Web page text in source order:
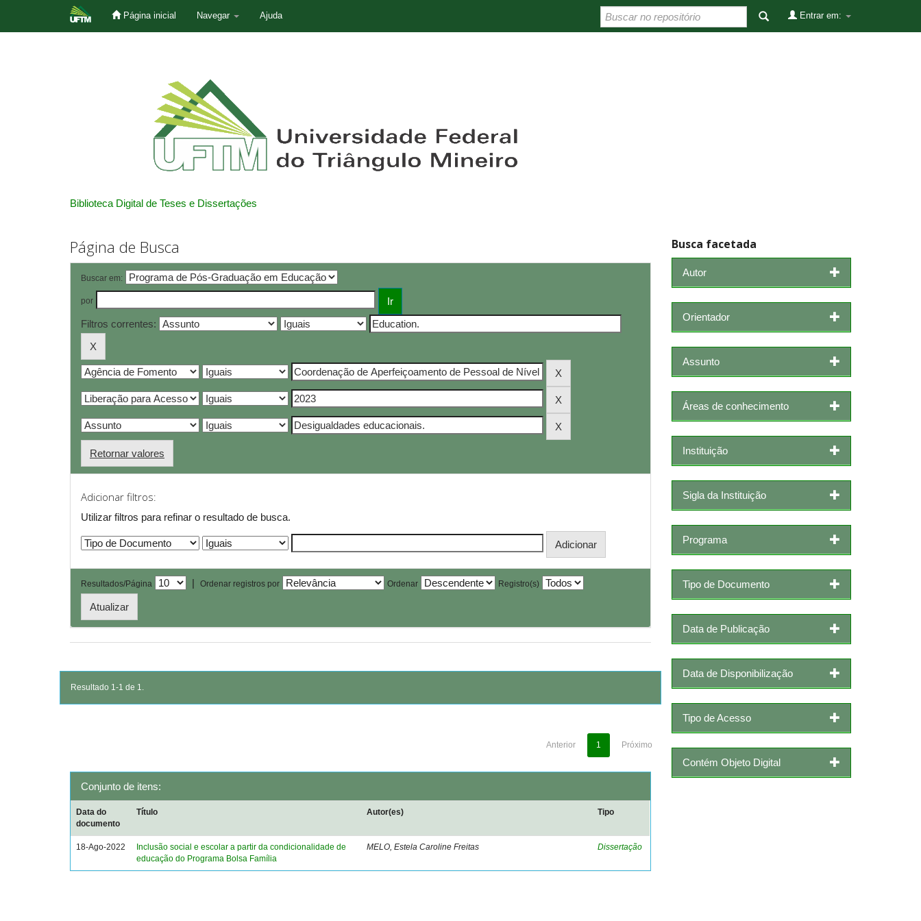
Página inicial Navegar Ajuda Entrar em:
Biblioteca Digital de Teses e Dissertações
Página de Busca
Buscar em:
por
Filtros correntes:
Retornar valores
Adicionar filtros:
Utilizar filtros para refinar o resultado de busca.
Resultados/Página | Ordenar registros por Ordenar Registro(s)
Resultado 1-1 de 1.
Anterior 1 Próximo
Conjunto de itens:
Data do
documento
Título Autor(es) Tipo
18-Ago-2022
Inclusão social e escolar a partir da condicionalidade de
educação do Programa Bolsa Família
MELO, Estela Caroline Freitas Dissertação
Busca facetada
Autor
Orientador
Assunto
Áreas de conhecimento
Instituição
Sigla da Instituição
Programa
Tipo de Documento
Data de Publicação
Data de Disponibilização
Tipo de Acesso
Contém Objeto Digital